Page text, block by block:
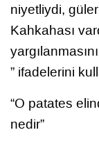
niyetliydi,
Kahkahası
” ifadelerini
“O patates
nedir”